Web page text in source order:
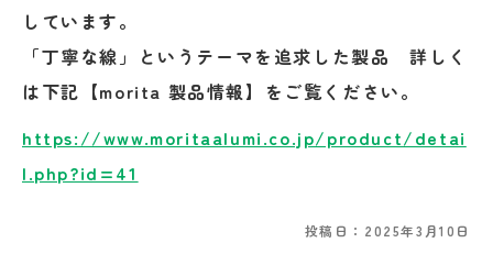
しています。
「丁寧な線」というテーマを追求した製品 詳しく
は下記【morita 製品情報】をご覧ください。
https://www.moritaalumi.co.jp/product/detai
l.php?id=41
投稿日：2025年3月10日